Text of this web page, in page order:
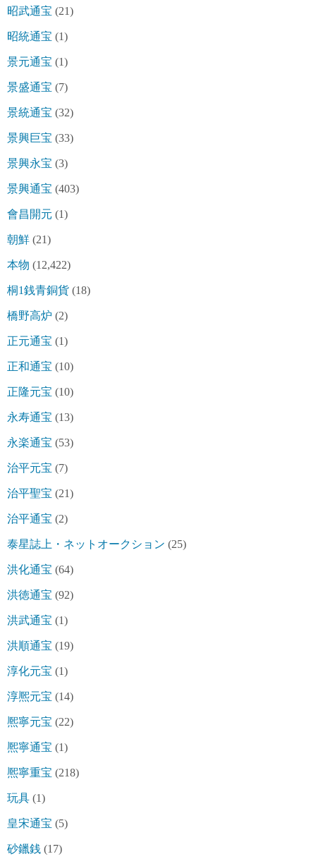
昭武通宝 (21)
昭統通宝 (1)
景元通宝 (1)
景盛通宝 (7)
景統通宝 (32)
景興巨宝 (33)
景興永宝 (3)
景興通宝 (403)
會昌開元 (1)
朝鮮 (21)
本物 (12,422)
桐1銭青銅貨 (18)
橋野高炉 (2)
正元通宝 (1)
正和通宝 (10)
正隆元宝 (10)
永寿通宝 (13)
永楽通宝 (53)
治平元宝 (7)
治平聖宝 (21)
治平通宝 (2)
泰星誌上・ネットオークション (25)
洪化通宝 (64)
洪徳通宝 (92)
洪武通宝 (1)
洪順通宝 (19)
淳化元宝 (1)
淳熈元宝 (14)
熈寧元宝 (22)
熈寧通宝 (1)
熈寧重宝 (218)
玩具 (1)
皇宋通宝 (5)
砂鑞銭 (17)